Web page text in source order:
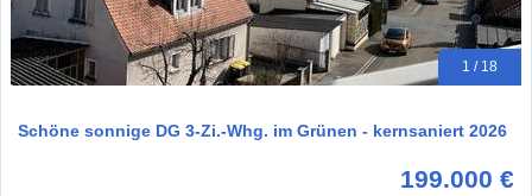
1 / 18
Schöne sonnige DG 3-Zi.-Whg. im Grünen - kernsaniert 2026
199.000 €